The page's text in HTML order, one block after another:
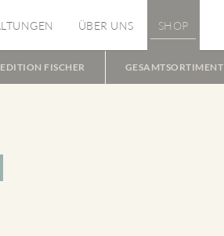
ÜBER UNS SHOP
EDITION FISCHER GESAMTSORTIMENT